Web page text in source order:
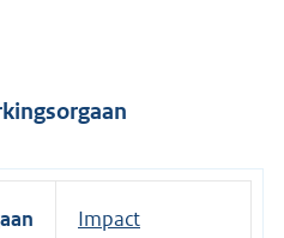
Impact